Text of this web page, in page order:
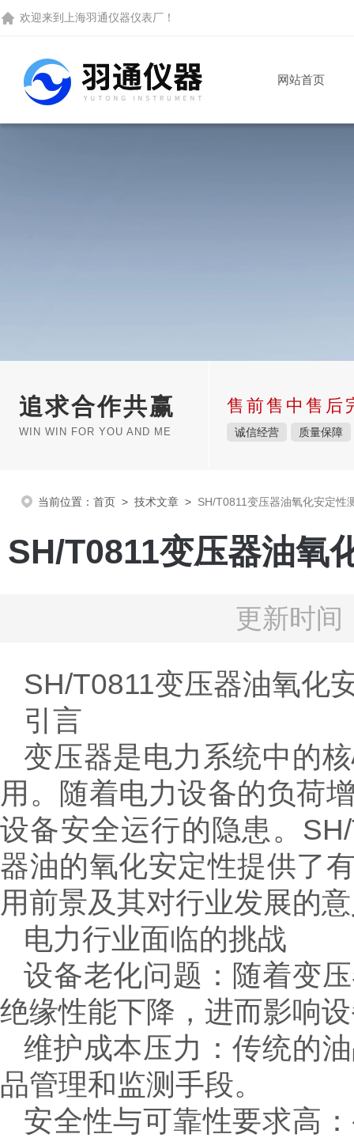
欢迎来到 上海羽通仪器仪表厂 ！
网站首页
追求合作共赢
WIN WIN FOR YOU AND ME
售前售中售后
诚信经营 质量保障
当前位置： 首页 > 技术文章 > SH/T0811变压器油氧化安定性
SH/T0811变压器油氧
更新时
SH/T0811变压器油氧化
引言
变压器是电力系统中的
用。随着电力设备的负荷
设备安全运行的隐患。
器油的氧化安定性提供了
用前景及其对行业发展的
电力行业面临的挑战
设备老化问题：随着变
绝缘性能下降，进而影响
维护成本压力：传统的
品管理和监测手段。
安全性与可靠性要求高